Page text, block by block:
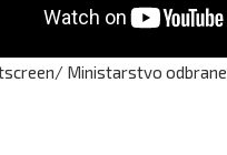
Ministarstvo odbrane